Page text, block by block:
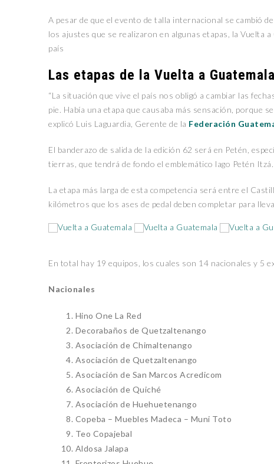
A pesar de que el evento de talla internacional se cambió
los ajustes que se realizaron en algunas etapas, la Vuelta
país
Las etapas de la Vuelta a Guatemala
“La situación que vive el país nos obligó a cambiar las
pie. Había una etapa que causaba más sensación, porque
explicó Luis Laguardia, Gerente de la Federación
El banderazo de salida de la edición 62 será en Petén,
tierras, que tendrá de fondo el emblemático lago Petén Itzá.
La etapa más larga de esta competencia será entre el
kilómetros que los ases de pedal deben completar para
En total hay 19 equipos, los cuales son 14 nacionales y 5
Nacionales
Hino One La Red
Decorabaños de Quetzaltenango
Asociación de Chimaltenango
Asociación de Quetzaltenango
Asociación de San Marcos Acredicom
Asociación de Quiché
Asociación de Huehuetenango
Copeba – Muebles Madeca – Muni Toto
Teo Copajebal
Aldosa Jalapa